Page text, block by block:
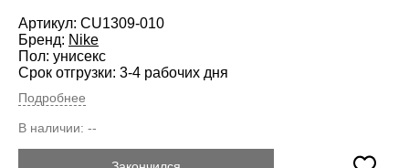
Артикул: CU1309-010
Бренд: Nike
Пол: унисекс
Срок отгрузки: 3-4 рабочих дня
Подробнее
В наличии: --